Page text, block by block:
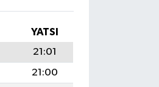
YATSI
21:01
21:00